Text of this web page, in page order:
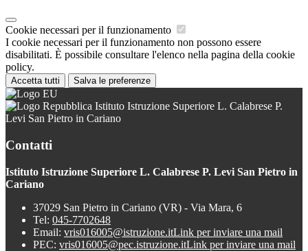
Cookie necessari per il funzionamento
I cookie necessari per il funzionamento non possono essere
disabilitati. È possibile consultare l'elenco nella pagina della cookie
policy.
Accetta tutti Salva le preferenze
Istituto Istruzione Superiore L. Calabrese P.
Levi San Pietro in Cariano
Contatti
Istituto Istruzione Superiore L. Calabrese P. Levi San Pietro in
Cariano
37029 San Pietro in Cariano (VR) - Via Mara, 6
Tel: 045-7702648
Email: vris016005@istruzione.itLink per inviare una mail
PEC: vris016005@pec.istruzione.itLink per inviare una mail